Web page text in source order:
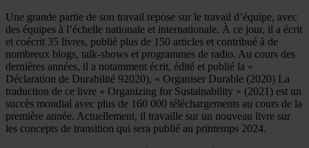
Une grande partie de son travail repose sur le travail d’équipe, avec
des équipes à l’échelle nationale et internationale. À ce jour, il a écrit
et coécrit 35 livres, publié plus de 150 articles et contribué à de
nombreux blogs, talk-shows et programmes de radio. Au cours des
dernières années, il a notamment écrit, édité et publié la «
Déclaration de Durabilité 92020), « Organiser Durable (2020) La
traduction de ce livre « Organizing for Sustainability » (2021) est un
succès mondial avec plus de 160 000 téléchargements au cours de la
première année. Actuellement, il travaille sur un nouveau livre sur
les concepts de transition qui sera publié au printemps 2024.